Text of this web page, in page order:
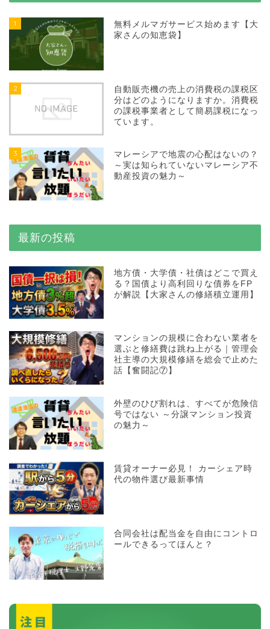
1
無料メルマガサービス始めます【大
家さんの知恵袋】
2
自動販売機の売上の消費税の課税区
分はどのようになりますか。消費税
の課税事業者として簡易課税になっ
ています。
3
マレーシアで地震の心配はないの？
～実は知られていないマレーシア不
動産投資の魅力～
最新の投稿
地方債・大学債・社債はどこで買え
る？国債より高利回りな債券をFP
が解説【大家さんの修繕積立運用】
マンションの規模に合わない業者を
選ぶと修繕費は跳ね上がる｜管理会
社主導の大規模修繕を総会で止めた
話【奮闘記⑦】
外壁のひび割れは、すべてが危険信
号ではない ～分譲マンション投資
の魅力～
賃貸オーナー必見！ カーシェア時
代の物件選び最新事情
合同会社は配当金を自由にコントロ
ールできるってほんと？